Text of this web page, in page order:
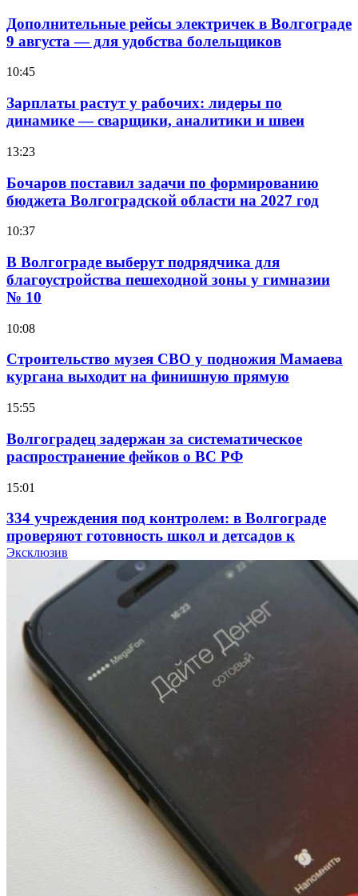
Дополнительные рейсы электричек в Волгограде
9 августа — для удобства болельщиков
10:45
Зарплаты растут у рабочих: лидеры по
динамике — сварщики, аналитики и швеи
13:23
Бочаров поставил задачи по формированию
бюджета Волгоградской области на 2027 год
10:37
В Волгограде выберут подрядчика для
благоустройства пешеходной зоны у гимназии
№ 10
10:08
Строительство музея СВО у подножия Мамаева
кургана выходит на финишную прямую
15:55
Волгоградец задержан за систематическое
распространение фейков о ВС РФ
15:01
334 учреждения под контролем: в Волгограде
проверяют готовность школ и детсадов к
учебному году
Покушение на убийство в Волгограде: девушка
напала на незнакомую женщину с ножом
12:39
Сладкий праздник в Волгограде: в Центральном
парке прошёл фестиваль „Арбузный переполох“
Волгоградские компании нарастили экспорт:
заключены контракты на 3,6 млн долларов
Эксклюзив